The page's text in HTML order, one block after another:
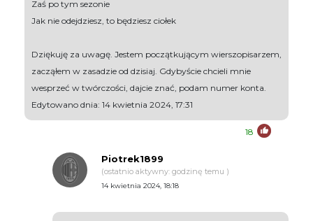
Zaś po tym sezonie
Jak nie odejdziesz, to będziesz ciołek
Dziękuję za uwagę. Jestem początkującym wierszopisarzem,
zacząłem w zasadzie od dzisiaj. Gdybyście chcieli mnie
wesprzeć w twórczości, dajcie znać, podam numer konta.
Edytowano dnia: 14 kwietnia 2024, 17:31
18
Piotrek1899
(ostatnio aktywny: godzinę temu )
14 kwietnia 2024, 18:18